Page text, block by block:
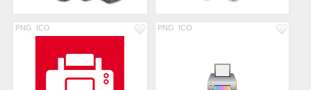
PNG ICO PNG ICO